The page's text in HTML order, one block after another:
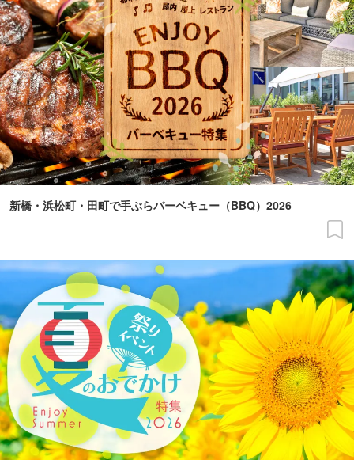
新橋・浜松町・田町で手ぶらバーベキュー（BBQ）2026